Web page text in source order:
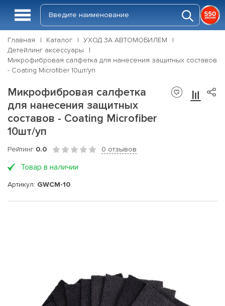
Главная Каталог
УХОД ЗА АВТОМОБИЛЕМ
Детейлинг аксессуары
Микрофибровая салфетка для нанесения защитных составов
- Coating Microfiber 10шт/уп
Микрофибровая салфетка
для нанесения защитных
составов - Coating Microfiber
10шт/уп
Рейтинг 0.0 0 отзывов
Товар в наличии
Артикул: GWCM-10